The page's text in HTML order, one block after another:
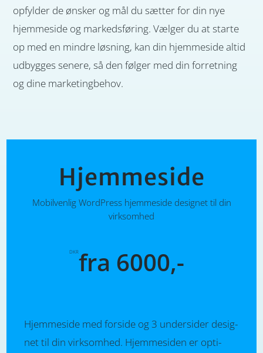
op­fylder de ønsker og mål du sæt­ter for din nye
hjemme­side og mar­keds­­føring. Vælger du at starte
op med en mindre løsning, kan din hjem­me­­­side altid
ud­­­bygges senere, så den føl­ger med din forret­­ning
og dine mar­­ke­ting­­behov.
Hjemmeside
Mobilvenlig WordPress hjemmeside designet til din
virksomhed
DKRfra 6000,-
Hjemmeside med forside og 3 under­sider desig­
net til din virk­somhed. Hjemme­­siden er opti­